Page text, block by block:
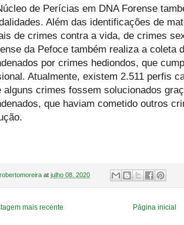
de Perícias em DNA Forense
Além das identificações de
de crimes contra a vida, de crimes
da Pefoce também realiza a coleta
por crimes hediondos, que
Atualmente, existem 2.511 perfis
alguns crimes fossem solucionados
que haviam cometido outros
robertomoreira at julho 08, 2020
mais recente Página inicial